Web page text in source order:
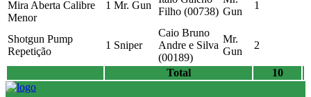
Mira Aberta Calibre
Menor
1 Mr. Gun
Filho (00738) Gun
1
Shotgun Pump
Repetição
1 Sniper
Caio Bruno
Andre e Silva
(00189)
Mr.
Gun
2
Total 10